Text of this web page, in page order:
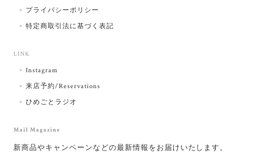
プライバシーポリシー
特定商取引法に基づく表記
LINK
Instagram
来店予約/Reservations
ひめごとラジオ
Mail Magazine
新商品やキャンペーンなどの最新情報をお届けいたします。